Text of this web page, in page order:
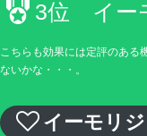
3位 イー
こちらも効果には定評のある
ないかな・・・。
イーモリ